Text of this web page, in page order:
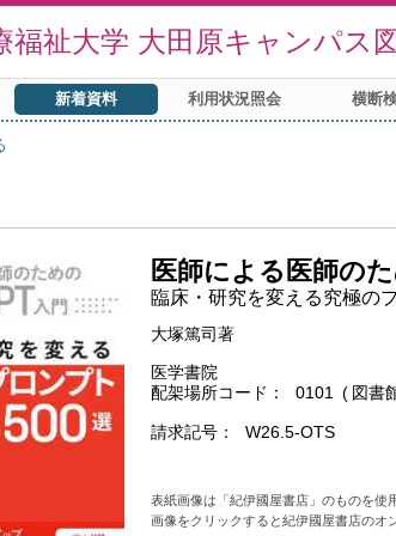
福祉大学 大田原キャンパス
新着資料 利用状況照会 横断
医師による医師の
臨床・研究を変える究極の
大塚篤司著
医学書院
配架場所コード
0101 図書
請求記号 W26.5-OTS
表紙画像は「紀伊國屋書店」のものを使
画像をクリックすると紀伊國屋書店のオ